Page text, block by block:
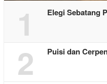
1 Elegi Sebatang
2 Puisi dan